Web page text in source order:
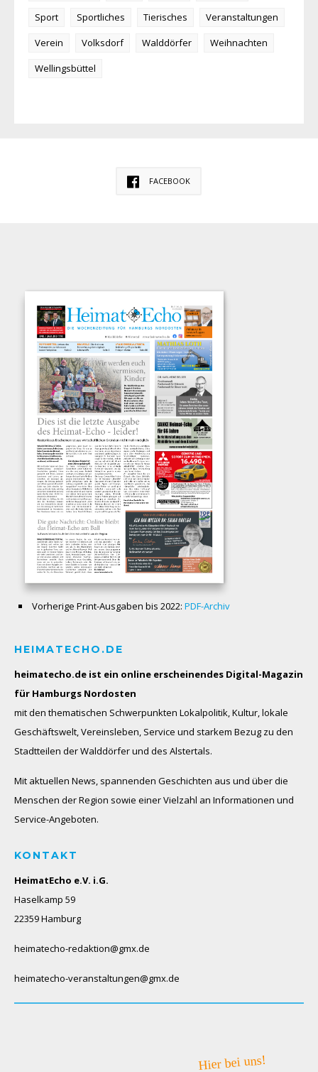
Sport
Sportliches Tierisches
Veranstaltungen
Verein
Volksdorf Walddörfer
Weihnachten
Wellingsbüttel
FACEBOOK
Vorherige Print-Ausgaben bis 2022: PDF-Archiv
HEIMATECHO.DE
heimatecho.de ist ein online erscheinendes Digital-Magazin
für Hamburgs Nordosten
mit den thematischen Schwerpunkten Lokalpolitik, Kultur, lokale
Geschäftswelt, Vereinsleben, Service und starkem Bezug zu den
Stadtteilen der Walddörfer und des Alstertals.
Mit aktuellen News, spannenden Geschichten aus und über die
Menschen der Region sowie einer Vielzahl an Informationen und
Service-Angeboten.
KONTAKT
HeimatEcho e.V. i.G.
Haselkamp 59
22359 Hamburg
heimatecho-redaktion@gmx.de
heimatecho-veranstaltungen@gmx.de